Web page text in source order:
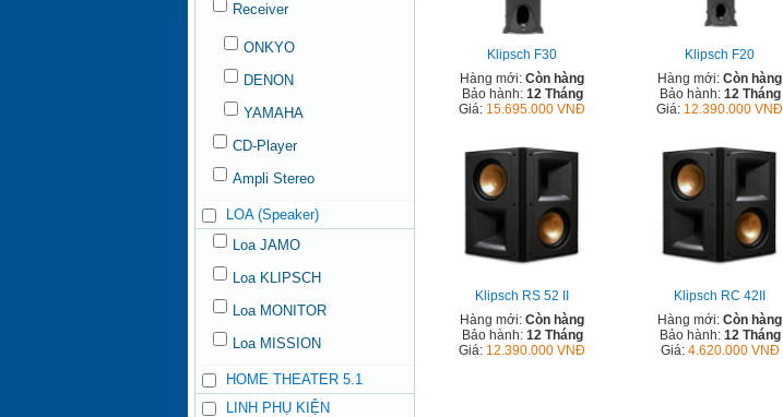
Receiver
ONKYO
DENON
YAMAHA
CD-Player
Ampli Stereo
LOA (Speaker)
Loa JAMO
Loa KLIPSCH
Loa MONITOR
Loa MISSION
HOME THEATER 5.1
LINH PHỤ KIỆN
Klipsch F30
Hàng mới: Còn hàng
Bảo hành: 12 Tháng
Giá: 15.695.000 VNĐ
Klipsch F20
Hàng mới: Còn hàng
Bảo hành: 12 Tháng
Giá: 12.390.000 VNĐ
Klipsch RS 52 II
Hàng mới: Còn hàng
Bảo hành: 12 Tháng
Giá: 12.390.000 VNĐ
Klipsch RC 42II
Hàng mới: Còn hàng
Bảo hành: 12 Tháng
Giá: 4.620.000 VNĐ